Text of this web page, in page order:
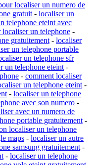
localiser un numero de
gratuit- localiser un
telephone eteint avec
un telephone -
gratuitement- localiser
un telephone portable
un telephone sfr
un telephone eteint-
- comment localiser
un telephone eteint-
- localiser un telephone
avec son numero -
avec un numero de
portable gratuitement-
localiser un telephone
maps - localiser un autre
samsung gratuitement-
- localiser un telephone